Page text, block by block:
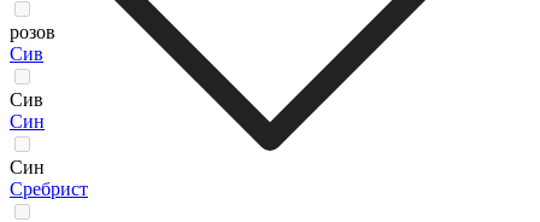
розов
Сив
Сив
Син
Син
Сребрист